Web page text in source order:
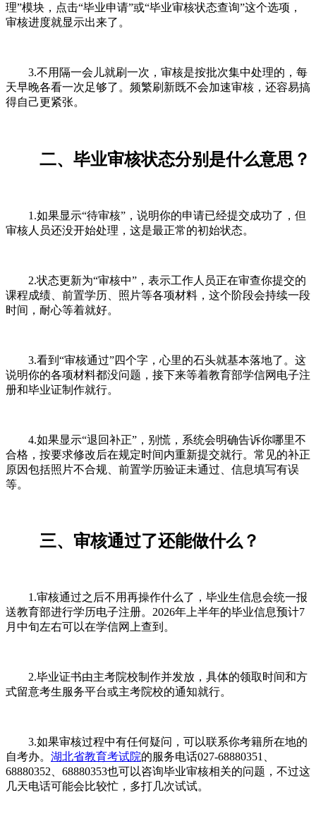
理”模块，点击“毕业申请”或“毕业审核状态查询”这个选项，
审核进度就显示出来了。
3.不用隔一会儿就刷一次，审核是按批次集中处理的，每
天早晚各看一次足够了。频繁刷新既不会加速审核，还容易搞
得自己更紧张。
二、毕业审核状态分别是什么意思？
1.如果显示“待审核”，说明你的申请已经提交成功了，但
审核人员还没开始处理，这是最正常的初始状态。
2.状态更新为“审核中”，表示工作人员正在审查你提交的
课程成绩、前置学历、照片等各项材料，这个阶段会持续一段
时间，耐心等着就好。
3.看到“审核通过”四个字，心里的石头就基本落地了。这
说明你的各项材料都没问题，接下来等着教育部学信网电子注
册和毕业证制作就行。
4.如果显示“退回补正”，别慌，系统会明确告诉你哪里不
合格，按要求修改后在规定时间内重新提交就行。常见的补正
原因包括照片不合规、前置学历验证未通过、信息填写有误
等。
三、审核通过了还能做什么？
1.审核通过之后不用再操作什么了，毕业生信息会统一报
送教育部进行学历电子注册。2026年上半年的毕业信息预计7
月中旬左右可以在学信网上查到。
2.毕业证书由主考院校制作并发放，具体的领取时间和方
式留意考生服务平台或主考院校的通知就行。
3.如果审核过程中有任何疑问，可以联系你考籍所在地的
自考办。 湖北省教育考试院的服务电话027-68880351、
68880352、68880353也可以咨询毕业审核相关的问题，不过这
几天电话可能会比较忙，多打几次试试。